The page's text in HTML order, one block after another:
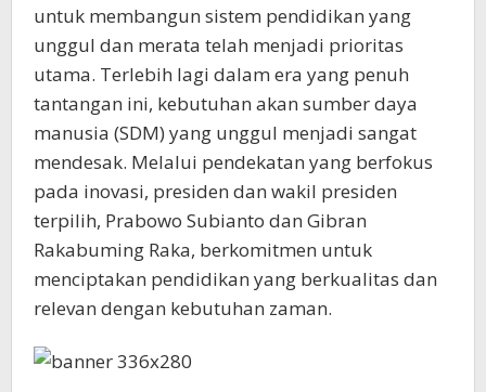
untuk membangun sistem pendidikan yang
unggul dan merata telah menjadi prioritas
utama. Terlebih lagi dalam era yang penuh
tantangan ini, kebutuhan akan sumber daya
manusia (SDM) yang unggul menjadi sangat
mendesak. Melalui pendekatan yang berfokus
pada inovasi, presiden dan wakil presiden
terpilih, Prabowo Subianto dan Gibran
Rakabuming Raka, berkomitmen untuk
menciptakan pendidikan yang berkualitas dan
relevan dengan kebutuhan zaman.